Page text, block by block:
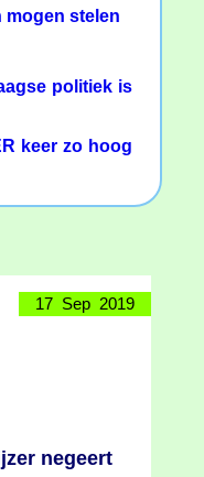
mogen stelen
politiek is
keer zo hoog
17 Sep 2019
negeert